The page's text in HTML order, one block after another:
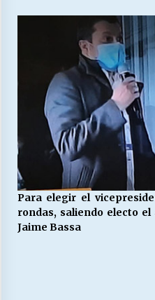
Para elegir el
rondas, saliendo electo
Jaime Bassa